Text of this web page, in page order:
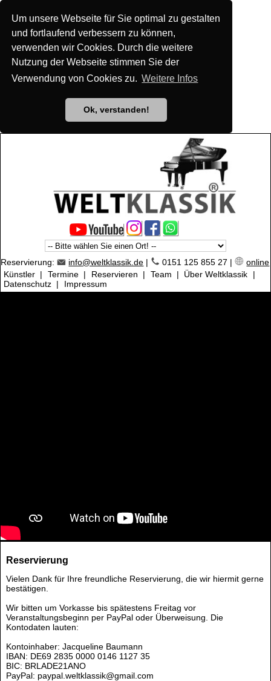
Um unsere Webseite für Sie optimal zu gestalten
und fortlaufend verbessern zu können,
verwenden wir Cookies. Durch die weitere
Nutzung der Webseite stimmen Sie der
Verwendung von Cookies zu. Weitere Infos
Ok, verstanden!
Reservierung: info@weltklassik.de | 0151 125 855 27 |
online
Künstler | Termine | Reservieren | Team | Über Weltklassik
|
Datenschutz | Impressum
Reservierung
Vielen Dank für Ihre freundliche Reservierung, die wir hiermit gerne
bestätigen.
Wir bitten um Vorkasse bis spätestens Freitag vor
Veranstaltungsbeginn per PayPal oder Überweisung. Die
Kontodaten lauten:
Kontoinhaber: Jacqueline Baumann
IBAN: DE69 2835 0000 0146 1127 35
BIC: BRLADE21ANO
PayPal: paypal.weltklassik@gmail.com